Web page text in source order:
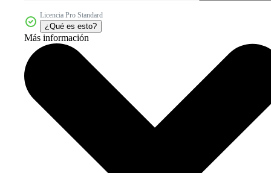
Licencia Pro Standard
¿Qué es esto?
Más información